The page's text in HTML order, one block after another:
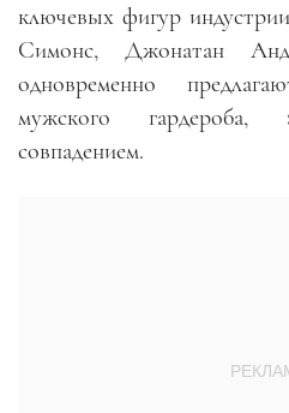
ключевых фигур
Симонс, Джонатан
одновременно
мужского
совпадением.